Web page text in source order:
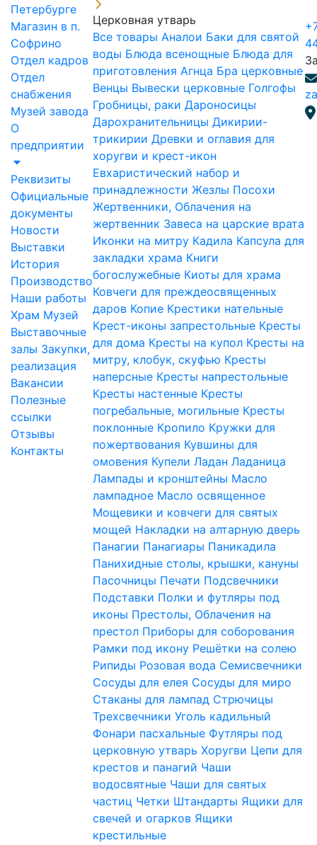
Петербурге
Магазин в п.
Софрино
Отдел кадров
Отдел
снабжения
Музей завода
О
предприятии
Реквизиты
Официальные
документы
Новости
Выставки
История
Производство
Наши работы
Храм Музей
Выставочные
залы Закупки,
реализация
Вакансии
Полезные
ссылки
Отзывы
Контакты
Церковная утварь
Все товары Аналои Баки для святой
воды Блюда всенощные Блюда для
приготовления Агнца Бра церковные
Венцы Вывески церковные Голгофы
Гробницы, раки Дароносицы
Дарохранительницы Дикирии-
трикирии Древки и оглавия для
хоругви и крест-икон
Евхаристический набор и
принадлежности Жезлы Посохи
Жертвенники, Облачения на
жертвенник Завеса на царские врата
Иконки на митру Кадила Капсула для
закладки храма Книги
богослужебные Киоты для храма
Ковчеги для преждеосвященных
даров Копие Крестики нательные
Крест-иконы запрестольные Кресты
для дома Кресты на купол Кресты на
митру, клобук, скуфью Кресты
наперсные Кресты напрестольные
Кресты настенные Кресты
погребальные, могильные Кресты
поклонные Кропило Кружки для
пожертвования Кувшины для
омовения Купели Ладан Ладаница
Лампады и кронштейны Масло
лампадное Масло освященное
Мощевики и ковчеги для святых
мощей Накладки на алтарную дверь
Панагии Панагиары Паникадила
Панихидные столы, крышки, кануны
Пасочницы Печати Подсвечники
Подставки Полки и футляры под
иконы Престолы, Облачения на
престол Приборы для соборования
Рамки под икону Решётки на солею
Рипиды Розовая вода Семисвечники
Сосуды для елея Сосуды для миро
Стаканы для лампад Стрючицы
Трехсвечники Уголь кадильный
Фонари пасхальные Футляры под
церковную утварь Хоругви Цепи для
крестов и панагий Чаши
водосвятные Чаши для святых
частиц Четки Штандарты Ящики для
свечей и огарков Ящики
крестильные